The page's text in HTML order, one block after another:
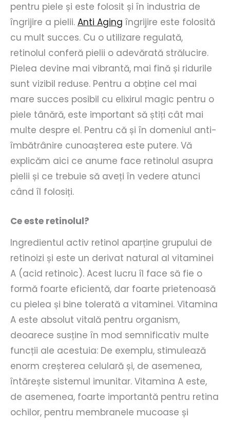
pentru piele și este folosit și în industria de
îngrijire a pielii. Anti Aging îngrijire este folosită
cu mult succes. Cu o utilizare regulată,
retinolul conferă pielii o adevărată strălucire.
Pielea devine mai vibrantă, mai fină și ridurile
sunt vizibil reduse. Pentru a obține cel mai
mare succes posibil cu elixirul magic pentru o
piele tânără, este important să știți cât mai
multe despre el. Pentru că și în domeniul anti-
îmbătrânire cunoașterea este putere. Vă
explicăm aici ce anume face retinolul asupra
pielii și ce trebuie să aveți în vedere atunci
când îl folosiți.
Ce este retinolul?
Ingredientul activ retinol aparține grupului de
retinoizi și este un derivat natural al vitaminei
A (acid retinoic). Acest lucru îl face să fie o
formă foarte eficientă, dar foarte prietenoasă
cu pielea și bine tolerată a vitaminei. Vitamina
A este absolut vitală pentru organism,
deoarece susține în mod semnificativ multe
funcții ale acestuia: De exemplu, stimulează
enorm creșterea celulară și, de asemenea,
întărește sistemul imunitar. Vitamina A este,
de asemenea, foarte importantă pentru retina
ochilor, pentru membranele mucoase și